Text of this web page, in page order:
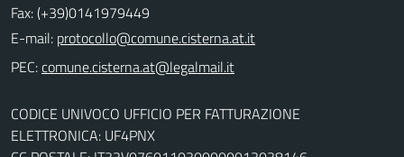
Fax: (+39)0141979449
E-mail:
PEC:
CODICE UNIVOCO UFFICIO PER FATTURAZIONE
ELETTRONICA: UF4PNX